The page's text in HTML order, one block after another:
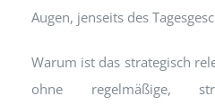
Augen, jenseits des
Warum ist das strategisch
ohne regelmäßige,